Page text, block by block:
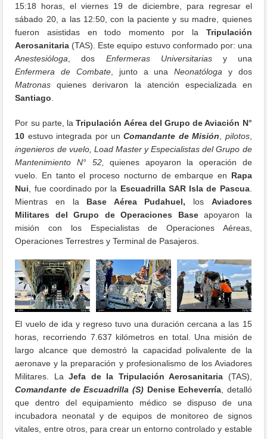
15:18 horas, el viernes 19 de diciembre, para regresar el
sábado 20, a las 12:50, con la paciente y su madre, quienes
fueron asistidas en todo momento por la Tripulación
Aerosanitaria (TAS). Este equipo estuvo conformado por: una
Anestesióloga , dos Enfermeras Universitariasy una
Enfermera de Combate , junto a unaNeonatóloga y dos
Matronas quienes derivaron la atención especializada en
Santiago
Por su parte, laTripulación Aérea del Grupo de Aviación N°
10 estuvo integrada por unComandante de Misión pilotos,
ingenieros de vuelo, Load Master y Especialistas del Grupo de
Mantenimiento N° 52,
quienes apoyaron la operación de
vuelo. En tanto el proceso nocturno de embarque en Rapa
Nui , fue coordinado por la Escuadrilla SAR Isla de Pascua.
Mientras en la Base Aérea Pudahuel, los Aviadores
Militares del Grupo de Operaciones Baseapoyaron la
misión con los Especialistas de Operaciones Aéreas,
Operaciones Terrestres y Terminal de Pasajeros.
El vuelo de ida y regreso tuvo una duración cercana a las 15
horas, recorriendo 7.637 kilómetros en total. Una misión de
largo alcance que demostró la capacidad polivalente de la
aeronave y la preparación y profesionalismo de los Aviadores
Militares. La Jefa de la Tripulación Aerosanitaria (TAS),
Comandante de Escuadrilla (S) Denise Echeverría , detalló
que dentro del equipamiento médico se dispuso de una
incubadora neonatal y de equipos de monitoreo de signos
vitales, entre otros, para crear un entorno controlado y estable